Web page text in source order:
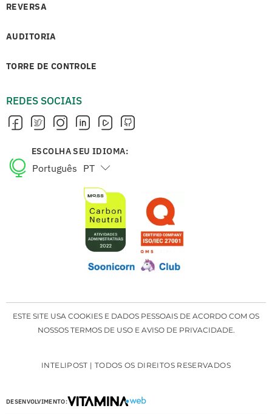
REVERSA
AUDITORIA
TORRE DE CONTROLE
REDES SOCIAIS
ESCOLHA SEU IDIOMA:
Português PT
English EN
ESTE SITE USA COOKIES E DADOS PESSOAIS DE ACORDO COM OS
NOSSOS TERMOS DE USO E AVISO DE PRIVACIDADE.
INTELIPOST | TODOS OS DIREITOS RESERVADOS
DESENVOLVIMENTO: